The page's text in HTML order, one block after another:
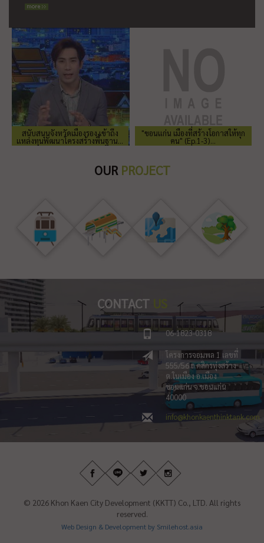
สนับสนุนจังหวัดเมืองรอง เข้าถึง
แหล่งทุนพัฒนาโครงสร้างพื้นฐาน...
"ขอนแก่น เมืองที่สร้างโอกาสให้ทุก
คน" (Ep.1-3)...
OUR PROJECT
CONTACT US
06-1823-0318
โครงการจอมพล 1 เลขที่
555/56 ถ.กสิกรทุ่งสร้าง
ต.ในเมือง อ.เมือง
ขอนแก่น จ.ขอนแก่น
40000
info@khonkaenthinktank.com
© 2026 Khon Kaen City Development (KKTT) Co., LTD. All rights
reserved.
Web Design & Development by Smilehost.asia